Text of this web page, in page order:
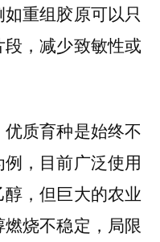
重组胶原可以只
，减少致敏性或
质育种是始终不
，目前广泛使用
，但巨大的农业
烧不稳定，局限